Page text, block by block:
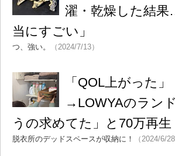
濯・乾燥した結
当にすごい」
つ、強い。 （2024/7/13）
「QOL上がった
→LOWYAのラン
うの求めてた」と70万再生
脱衣所のデッドスペースが収納に！ （2024/6/28